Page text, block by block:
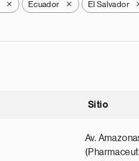
X Ecuador X El Salvador
Sitio
Av.